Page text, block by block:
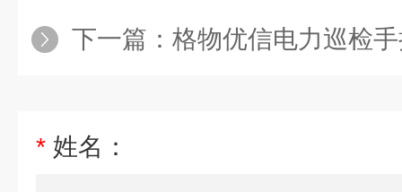
下一篇： 格物优信电力巡检手持测温热像仪
* 姓名：